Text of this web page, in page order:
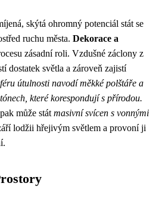
skýtá ohromný potenciál stát se
ruchu města. Dekorace a
zásadní roli. Vzdušné záclony z
dostatek světla a zároveň zajistí
útulnosti navodí měkké polštáře a
které korespondují s přírodou.
může stát masivní svícen s vonnými
lodžii hřejivým světlem a provoní ji